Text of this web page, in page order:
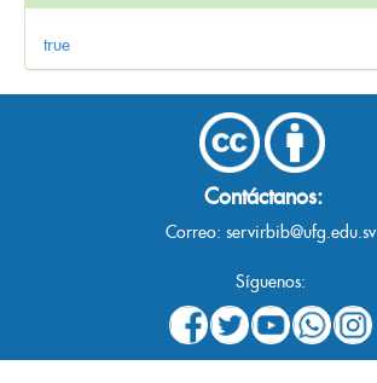
true
Contáctanos:
Correo: servirbib@ufg.edu.sv
Síguenos: